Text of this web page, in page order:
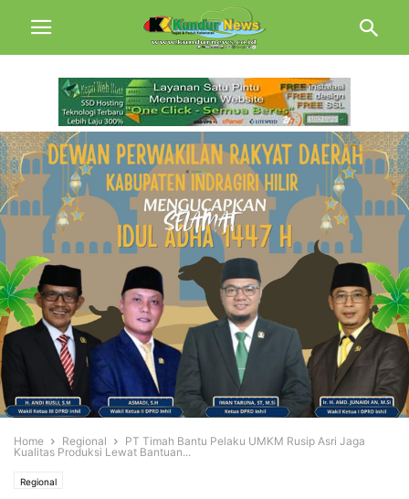
Home Regional
PT Timah Bantu Pelaku UMKM Rusip Asri Jaga
Kualitas Produksi Lewat Bantuan...
Regional